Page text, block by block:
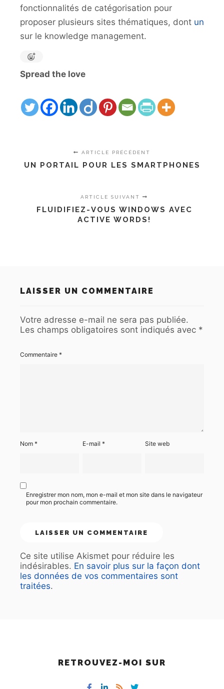
fonctionnalités de catégorisation pour
proposer plusieurs sites thématiques, dont un
sur le knowledge management.
Spread the love
ARTICLE PRÉCÉDENT
UN PORTAIL POUR LES SMARTPHONES
ARTICLE SUIVANT
FLUIDIFIEZ-VOUS WINDOWS AVEC
ACTIVE WORDS!
LAISSER UN COMMENTAIRE
Votre adresse e-mail ne sera pas publiée.
Les champs obligatoires sont indiqués avec *
Commentaire *
Nom * E-mail* Site web
Enregistrer mon nom, mon e-mail et mon site dans le navigateur
pour mon prochain commentaire.
Ce site utilise Akismet pour réduire les
indésirables. En savoir plus sur la façon dont
les données de vos commentaires sont
traitées.
RETROUVEZ-MOI SUR